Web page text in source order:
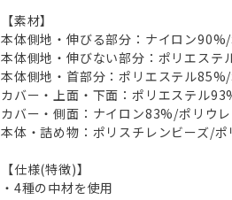
【素材】
本体側地・伸びる部分：ナイロン
本体側地・伸びない部分：ポリエステ
本体側地・首部分：ポリエステル
カバー・上面・下面：ポリエステル
カバー・側面：ナイロン83%/ポリウ
本体・詰め物：ポリスチレンビーズ/
【仕様(特徴)】
・4種の中材を使用